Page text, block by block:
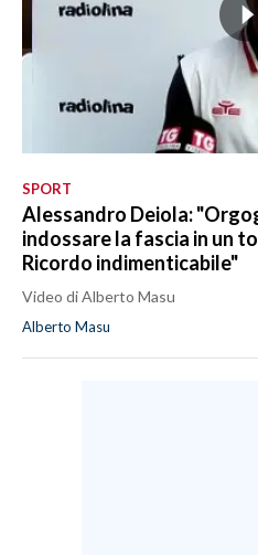
SPORT
Alessandro Deiola:
indossare la fascia in un
Ricordo indimenticabile"
Video di Alberto Masu
Alberto Masu